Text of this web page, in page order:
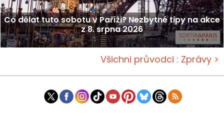
Co dělat tuto sobotu v Paříži? Nezbytné tipy na akce
z 8. srpna 2026
Všichni průvodci : Zprávy >